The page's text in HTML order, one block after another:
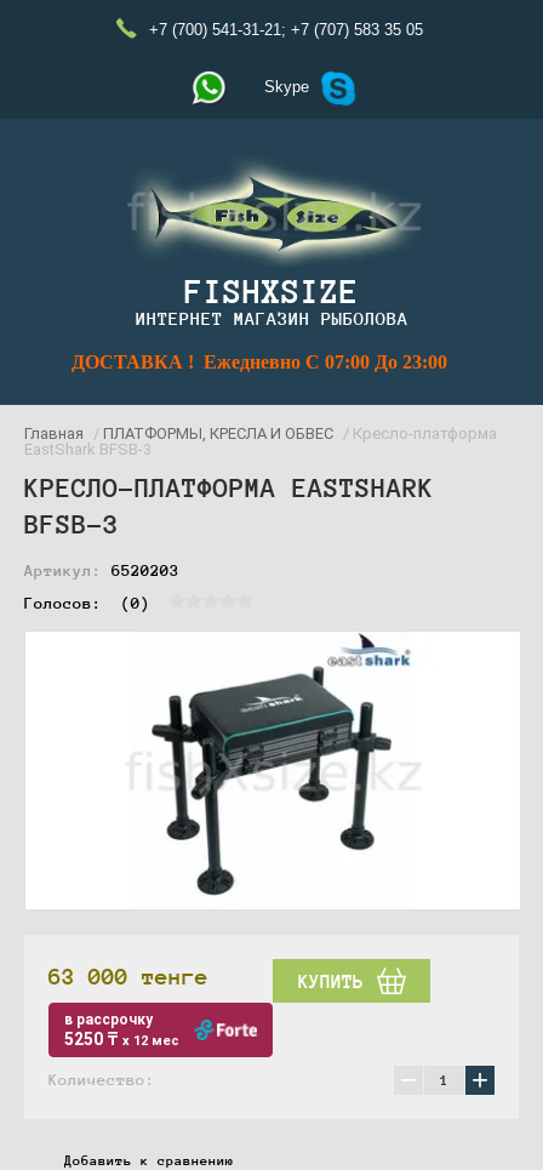
+7 (700) 541-31-21; +7 (707) 583 35 05
Skype
FISHXSIZE
ИНТЕРНЕТ МАГАЗИН РЫБОЛОВА
ДОСТАВКА ! Ежедневно С 07:00 До 23:00
Главная / ПЛАТФОРМЫ, КРЕСЛА И ОБВЕС / Кресло-платформа
EastShark BFSB-3
КРЕСЛО-ПЛАТФОРМА EASTSHARK
BFSB-3
Артикул:
6520203
Голосов: (0)
63 000 тенге КУПИТЬ
в рассрочку
5250 ₸ x 12 мес
Количество: − +
Добавить к сравнению